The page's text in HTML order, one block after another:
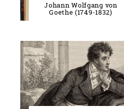
Johann Wolfgang von
Goethe (1749-1832)